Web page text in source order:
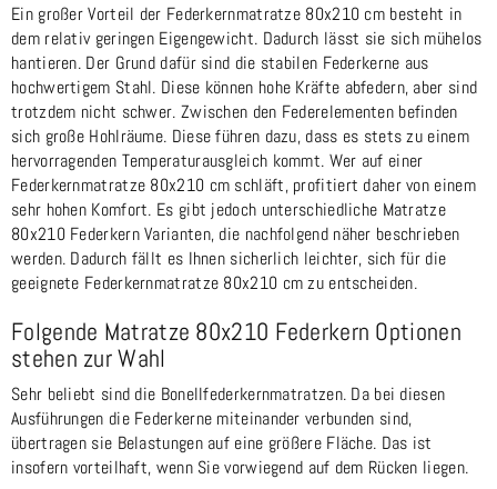
Ein großer Vorteil der Federkernmatratze 80x210 cm besteht in
dem relativ geringen Eigengewicht. Dadurch lässt sie sich mühelos
hantieren. Der Grund dafür sind die stabilen Federkerne aus
hochwertigem Stahl. Diese können hohe Kräfte abfedern, aber sind
trotzdem nicht schwer. Zwischen den Federelementen befinden
sich große Hohlräume. Diese führen dazu, dass es stets zu einem
hervorragenden Temperaturausgleich kommt. Wer auf einer
Federkernmatratze 80x210 cm schläft, profitiert daher von einem
sehr hohen Komfort. Es gibt jedoch unterschiedliche Matratze
80x210 Federkern Varianten, die nachfolgend näher beschrieben
werden. Dadurch fällt es Ihnen sicherlich leichter, sich für die
geeignete Federkernmatratze 80x210 cm zu entscheiden.
Folgende Matratze 80x210 Federkern Optionen
stehen zur Wahl
Sehr beliebt sind die Bonellfederkernmatratzen. Da bei diesen
Ausführungen die Federkerne miteinander verbunden sind,
übertragen sie Belastungen auf eine größere Fläche. Das ist
insofern vorteilhaft, wenn Sie vorwiegend auf dem Rücken liegen.